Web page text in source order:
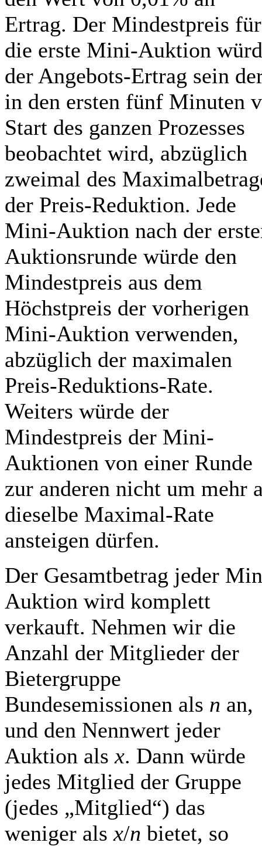
Ertrag. Der Mindestpreis für
die erste Mini-Auktion
der Angebots-Ertrag sein
in den ersten fünf Minuten
Start des ganzen Prozesses
beobachtet wird, abzüglich
zweimal des
der Preis-Reduktion. Jede
Mini-Auktion nach der
Auktionsrunde würde den
Mindestpreis aus dem
Höchstpreis der vorherigen
Mini-Auktion verwenden,
abzüglich der maximalen
Preis-Reduktions-Rate.
Weiters würde der
Mindestpreis der Mini-
Auktionen von einer Runde
zur anderen nicht um mehr
dieselbe Maximal-Rate
ansteigen dürfen.
Der Gesamtbetrag jeder
Auktion wird komplett
verkauft. Nehmen wir die
Anzahl der Mitglieder der
Bietergruppe
Bundesemissionen als n an,
und den Nennwert jeder
Auktion alsx. Dann würde
jedes Mitglied der Gruppe
(jedes „Mitglied“) das
weniger alsx/n bietet, so